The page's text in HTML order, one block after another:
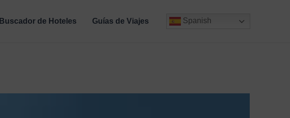
Buscador de Hoteles Guías de Viajes Spanish